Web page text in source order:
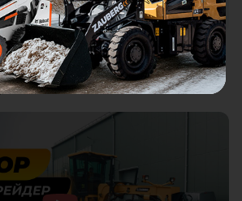
Смотреть все отзывы